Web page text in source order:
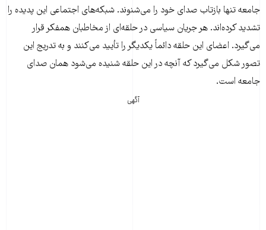
جامعه تنها بازتاب صدای خود را می‌شنوند. شبکه‌های اجتماعی این پدیده را
تشدید کرده‌اند. هر جریان سیاسی در حلقه‌ای از مخاطبان همفکر قرار
می‌گیرد. اعضای این حلقه دائماً یکدیگر را تأیید می‌کنند و به تدریج این
تصور شکل می‌گیرد که آنچه در این حلقه شنیده می‌شود همان صدای
جامعه است.
آگهی